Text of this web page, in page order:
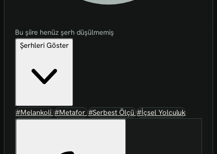
Bu şiire henüz şerh düşülmemiş
Şerhleri Göster
#Melankoli#Metafor#Serbest Ölçü#İçsel Yolculuk